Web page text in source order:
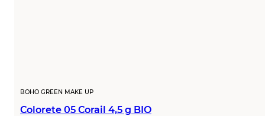
BOHO GREEN MAKE UP
Colorete 05 Corail 4,5 g BIO